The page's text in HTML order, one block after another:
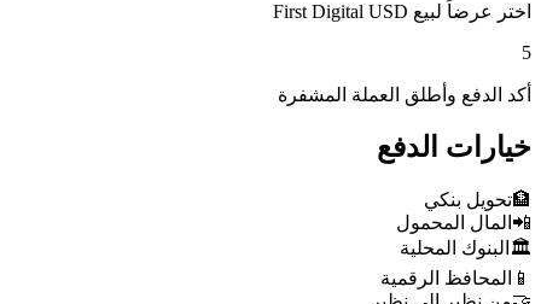
اختر عرضاً لبيع First Digital USD
5
أكد الدفع وأطلق العملة المشفرة
خيارات الدفع
🏦تحويل بنكي
📲 المال المحمول
🏛️ البنوك المحلية
📱 المحافظ الرقمية